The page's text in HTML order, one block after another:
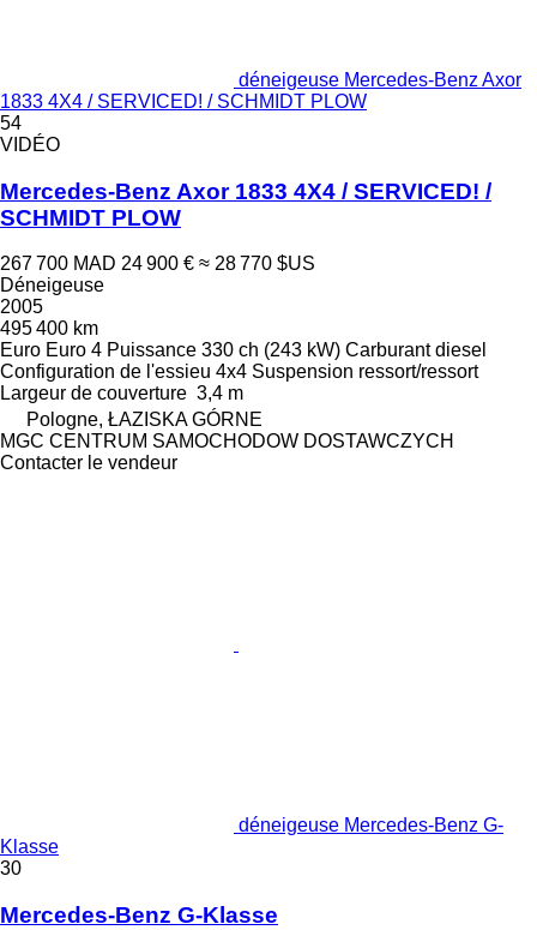
déneigeuse Mercedes-Benz Axor
1833 4X4 / SERVICED! / SCHMIDT PLOW
54
VIDÉO
Mercedes-Benz Axor 1833 4X4 / SERVICED! /
SCHMIDT PLOW
267 700 MAD 24 900 € ≈ 28 770 $US
Déneigeuse
2005
495 400 km
Euro Euro 4 Puissance 330 ch (243 kW) Carburant diesel
Configuration de l'essieu 4x4 Suspension ressort/ressort
Largeur de couverture 3,4 m
Pologne, ŁAZISKA GÓRNE
MGC CENTRUM SAMOCHODOW DOSTAWCZYCH
Contacter le vendeur
déneigeuse Mercedes-Benz G-
Klasse
30
Mercedes-Benz G-Klasse